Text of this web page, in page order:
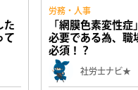
た
て
労務・人事
「網膜色素変性
必要である為、職
必須！？
社労士ナビ★